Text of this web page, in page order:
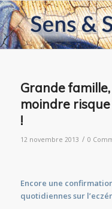
Grande
moindre
!
12 novembre 2013 / 0
Encore une
quotidiennes sur